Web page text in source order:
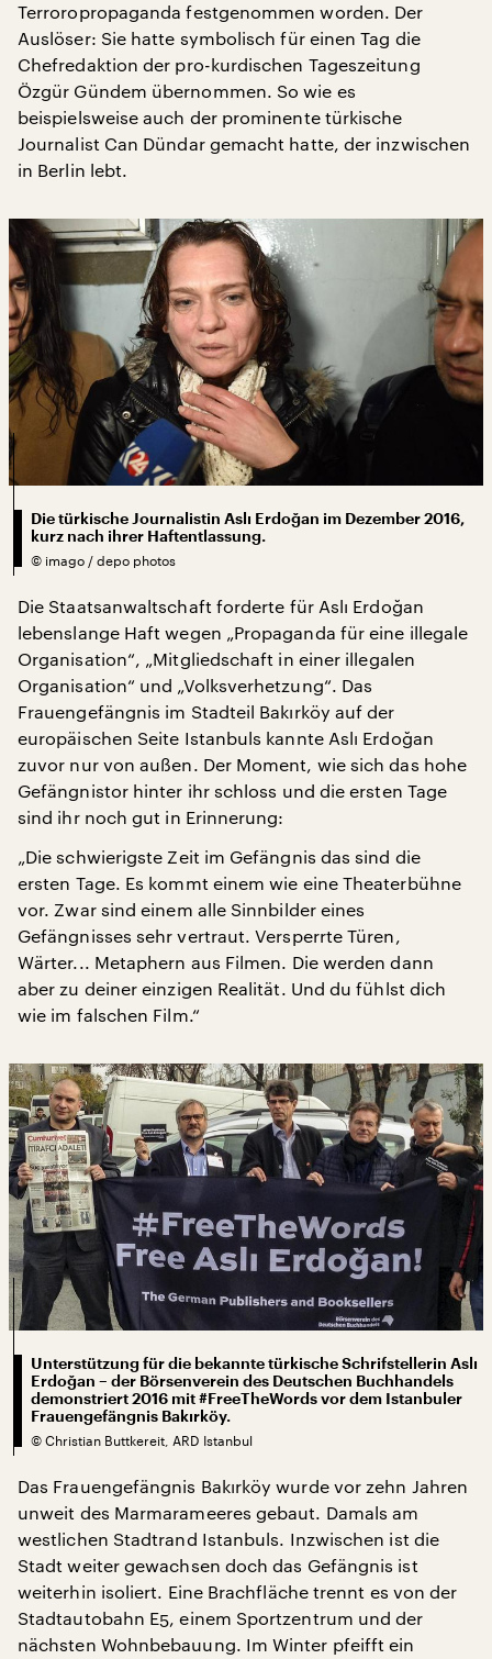
Terroropropaganda festgenommen worden. Der
Auslöser: Sie hatte symbolisch für einen Tag die
Chefredaktion der pro-kurdischen Tageszeitung
Özgür Gündem übernommen. So wie es
beispielsweise auch der prominente türkische
Journalist Can Dündar gemacht hatte, der inzwischen
in Berlin lebt.
Die türkische Journalistin Aslı Erdoğan im Dezember 2016,
kurz nach ihrer Haftentlassung.
© imago / depo photos
Die Staatsanwaltschaft forderte für Aslı Erdoğan
lebenslange Haft wegen „Propaganda für eine illegale
Organisation“, „Mitgliedschaft in einer illegalen
Organisation“ und „Volksverhetzung“. Das
Frauengefängnis im Stadteil Bakırköy auf der
europäischen Seite Istanbuls kannte Aslı Erdoğan
zuvor nur von außen. Der Moment, wie sich das hohe
Gefängnistor hinter ihr schloss und die ersten Tage
sind ihr noch gut in Erinnerung:
„Die schwierigste Zeit im Gefängnis das sind die
ersten Tage. Es kommt einem wie eine Theaterbühne
vor. Zwar sind einem alle Sinnbilder eines
Gefängnisses sehr vertraut. Versperrte Türen,
Wärter... Metaphern aus Filmen. Die werden dann
aber zu deiner einzigen Realität. Und du fühlst dich
wie im falschen Film.“
Unterstützung für die bekannte türkische Schrifstellerin Aslı
Erdoğan – der Börsenverein des Deutschen Buchhandels
demonstriert 2016 mit #FreeTheWords vor dem Istanbuler
Frauengefängnis Bakırköy.
© Christian Buttkereit, ARD Istanbul
Das Frauengefängnis Bakırköy wurde vor zehn Jahren
unweit des Marmarameeres gebaut. Damals am
westlichen Stadtrand Istanbuls. Inzwischen ist die
Stadt weiter gewachsen doch das Gefängnis ist
weiterhin isoliert. Eine Brachfläche trennt es von der
Stadtautobahn E5, einem Sportzentrum und der
nächsten Wohnbebauung. Im Winter pfeifft ein